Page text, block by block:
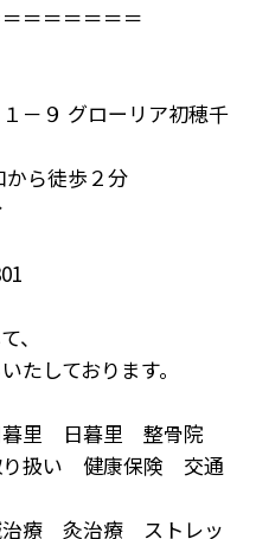
＝＝＝＝＝＝
－９ グローリア初穂千
から徒歩２分
、
たしております。
里 日暮里 整骨院
扱い 健康保険 交通
療 灸治療 ストレッ